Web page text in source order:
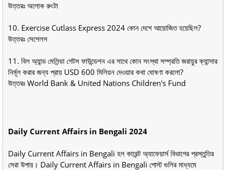
উত্তরঃ অলোক রুংটা
10. Exercise Cutlass Express 2024 কোন দেশে আয়োজিত হয়েছিল?
উত্তরঃ সেশেলস
11. বিল অ্যান্ড মেলিন্ডা গেটস ফাউন্ডেশন এর সাথে কোন সংস্থা সম্প্রতি জরায়ুর ক্যান্সার
নির্মূল করার জন্য প্রায় USD 600 মিলিয়ন দেওয়ার কথা ঘোষণা করলো?
উত্তরঃ World Bank & United Nations Children's Fund
Daily Current Affairs in Bengali 2024
Daily Current Affairs in Bengali হল কারেন্ট অ্যাফেয়ার্স বিভাগের প্রস্তুতির
সেরা উপায়। Daily Current Affairs in Bengali পোস্ট গুলির মাধ্যমে